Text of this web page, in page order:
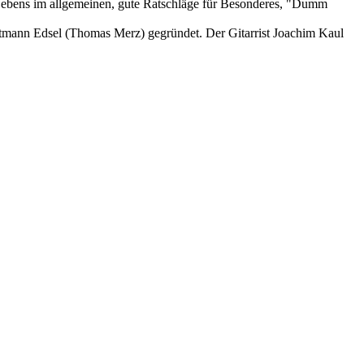
im allgemeinen, gute Ratschläge für Besonderes, "Dumm
Edsel (Thomas Merz) gegründet. Der Gitarrist Joachim Kaul